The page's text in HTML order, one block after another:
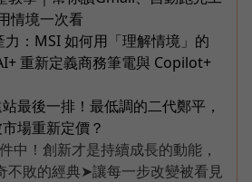
情境一次看
：MSI 如何用「理解情境」的
重新定義商務筆電與 Copilot+
最後一排！最低調的二代鄭平，
場重新定價？
中！創新才是持續成長的動能，
不敗的經典➤讓每一步改變被看見